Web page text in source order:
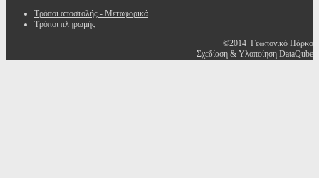
Τρόποι αποστολής - Μεταφορικά
Τρόποι πληρωμής
©2014 Γεωπονικό Πάρκο
Σχεδίαση & Υλοποίηση DataQube